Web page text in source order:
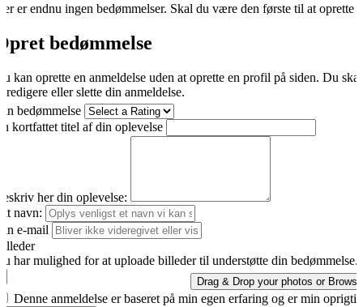
er endnu ingen bedømmelser. Skal du være den første til at oprette
bedømmelse
kan oprette en anmeldelse uden at oprette en profil på siden. Du
redigere eller slette din anmeldelse.
bedømmelse
kortfattet titel af din oplevelse
her din oplevelse:
navn:
e-mail
har mulighed for at uploade billeder til understøtte din bedømmelse.
Drag & Drop your photos or Browse
Denne anmeldelse er baseret på min egen erfaring og er min